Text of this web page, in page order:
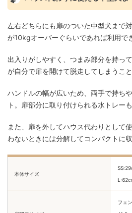
左右どちらにも扉のついた中型犬まで
が10kgオーバーぐらいであれば利用で
出入りがしやすく、つまみ部分を持っ
が自分で扉を開けて脱走してしまうこと
ハンドルの幅が広いため、両手で持ち
ト。扉部分に取り付けられる水トレー
また、扉を外してハウス代わりとして
わないときには分解してコンパクトに収
本体サイズ
フェ